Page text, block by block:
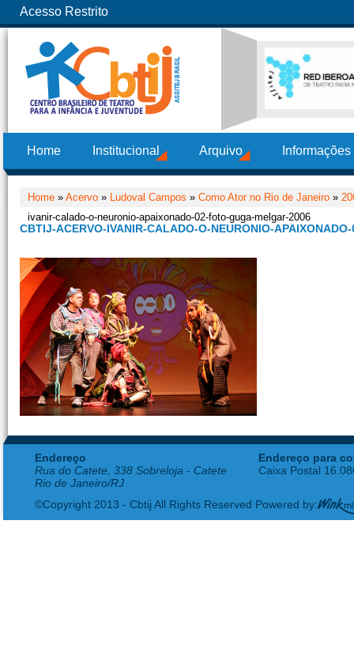
Acesso Restrito
Home Institucional Arquivo
Home » Acervo » Ludoval Campos » Como Ator no Rio de Janeiro »
ivanir-calado-o-neuronio-apaixonado-02-foto-guga-melgar-2006
CBTIJ-ACERVO-IVANIR-CALADO-O-NEURONIO-
Endereço
Rua do Catete, 338 Sobreloja - Catete
Rio de Janeiro/RJ
Endereço para
Caixa Postal
©Copyright 2013 - Cbtij All Rights Reserved Powered by: